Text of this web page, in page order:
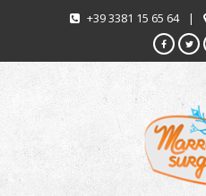
+39 3381 15 65 64 |